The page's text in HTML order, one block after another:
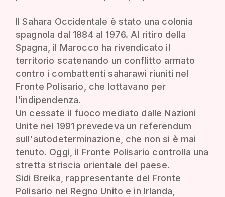
Il Sahara Occidentale è stato una colonia
spagnola dal 1884 al 1976. Al ritiro della
Spagna, il Marocco ha rivendicato il
territorio scatenando un conflitto armato
contro i combattenti saharawi riuniti nel
Fronte Polisario, che lottavano per
l'indipendenza.
Un cessate il fuoco mediato dalle Nazioni
Unite nel 1991 prevedeva un referendum
sull'autodeterminazione, che non si è mai
tenuto. Oggi, il Fronte Polisario controlla una
stretta striscia orientale del paese.
Sidi Breika, rappresentante del Fronte
Polisario nel Regno Unito e in Irlanda,